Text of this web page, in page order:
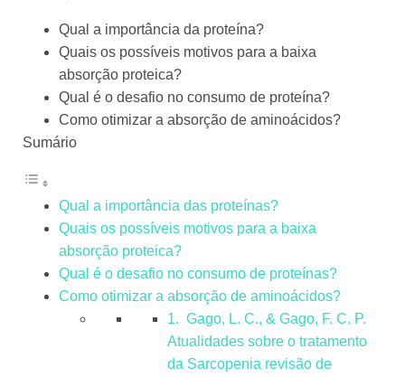
Qual a importância da proteína?
Quais os possíveis motivos para a baixa
absorção proteica?
Qual é o desafio no consumo de proteína?
Como otimizar a absorção de aminoácidos?
Sumário
Qual a importância das proteínas?
Quais os possíveis motivos para a baixa
absorção proteica?
Qual é o desafio no consumo de proteínas?
Como otimizar a absorção de aminoácidos?
1. Gago, L. C., & Gago, F. C. P.
Atualidades sobre o tratamento
da Sarcopenia revisão de